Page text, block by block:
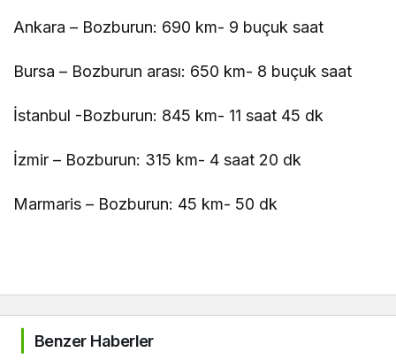
Ankara – Bozburun: 690 km- 9 buçuk saat
Bursa – Bozburun arası: 650 km- 8 buçuk saat
İstanbul -Bozburun: 845 km- 11 saat 45 dk
İzmir – Bozburun: 315 km- 4 saat 20 dk
Marmaris – Bozburun: 45 km- 50 dk
Benzer Haberler